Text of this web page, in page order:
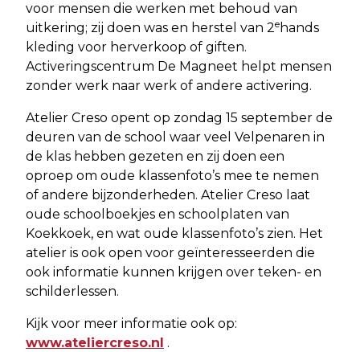
voor mensen die werken met behoud van
uitkering; zij doen was en herstel van 2e hands
kleding voor herverkoop of giften.
Activeringscentrum De Magneet helpt mensen
zonder werk naar werk of andere activering.
Atelier Creso opent op zondag 15 september de
deuren van de school waar veel Velpenaren in
de klas hebben gezeten en zij doen een
oproep om oude klassenfoto’s mee te nemen
of andere bijzonderheden. Atelier Creso laat
oude schoolboekjes en schoolplaten van
Koekkoek, en wat oude klassenfoto’s zien. Het
atelier is ook open voor geïnteresseerden die
ook informatie kunnen krijgen over teken- en
schilderlessen.
Kijk voor meer informatie ook op:
www.ateliercreso.nl .